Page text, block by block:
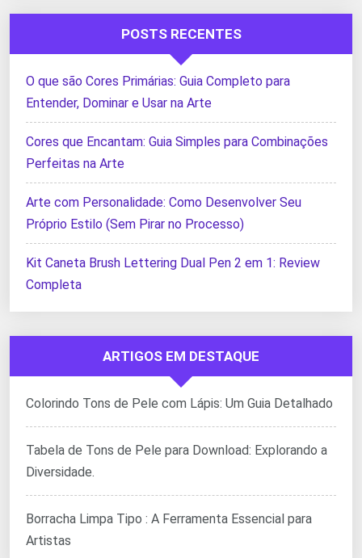
POSTS RECENTES
O que são Cores Primárias: Guia Completo para
Entender, Dominar e Usar na Arte
Cores que Encantam: Guia Simples para Combinações
Perfeitas na Arte
Arte com Personalidade: Como Desenvolver Seu
Próprio Estilo (Sem Pirar no Processo)
Kit Caneta Brush Lettering Dual Pen 2 em 1: Review
Completa
ARTIGOS EM DESTAQUE
Colorindo Tons de Pele com Lápis: Um Guia Detalhado
Tabela de Tons de Pele para Download: Explorando a
Diversidade.
Borracha Limpa Tipo : A Ferramenta Essencial para
Artistas